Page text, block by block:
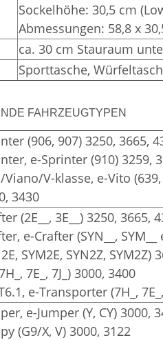
Sockelhöhe: 30,5 cm
Abmessungen: 58,8 x
ca. 30 cm Stauraum
Sporttasche,
FAHRZEUGTYPEN
(906, 907) 3250, 3665,
e-Sprinter (910) 3259,
Viano/V-klasse, e-Vito
3430
(2E__, 3E__) 3250, 3665,
e-Crafter (SYN__, SYM__
SYM2E, SYN2Z, SYM2Z)
7E_, 7J_) 3000, 3400
e-Transporter (7H_,
e-Jumper (Y, CY) 3000,
(G9/X, V) 3000, 3122